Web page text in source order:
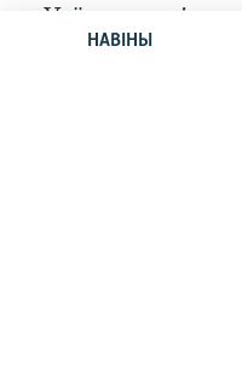
НАВІНЫ
«Усё кепска і
Як прайшла